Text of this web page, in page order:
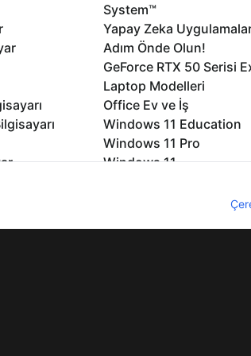
System™
Yapay Zeka
Adım Önde Olun!
GeForce RTX 50 Serisi
Laptop Modelleri
Office Ev ve İş
Windows 11 Education
Windows 11 Pro
Windows 11
Excalibur Duvar